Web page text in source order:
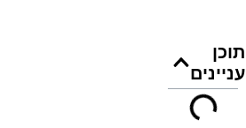
תוכן
עניינים